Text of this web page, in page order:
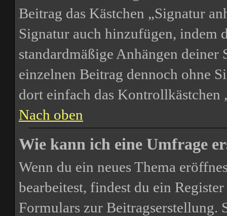
Beitrag das Kästchen „Signatur
Signatur auch hinzufügen, indem
standardmäßige Anhängen
einzelnen Beitrag dennoch ohne
dort einfach das Kontrollkästchen
Nach oben
Wie kann ich eine Umfrage
Wenn du ein neues Thema
bearbeitest, findest du ein
Formulars zur Beitragserstellung.